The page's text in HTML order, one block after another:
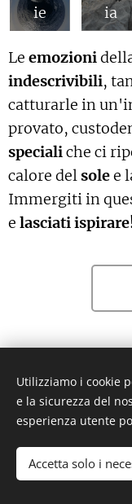
ie
ia
Le emozioni
indescrivibili,
catturarle in
provato,
speciali che ci
calore del solee
Immergiti in
e lasciati
Utilizziamo i cookie
e la sicurezza del
esperienza utente
Accetta solo i